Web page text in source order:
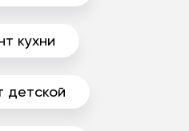
кухни
детской